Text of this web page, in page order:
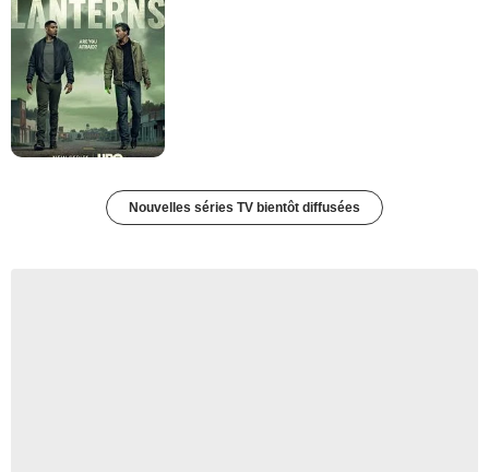
Nouvelles séries TV bientôt diffusées